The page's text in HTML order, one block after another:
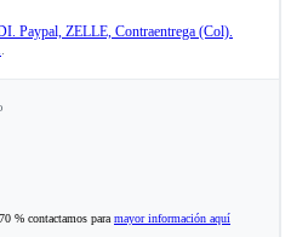
Paypal, ZELLE, Contraentrega (Col).
.
% contactamos para mayor información aquí